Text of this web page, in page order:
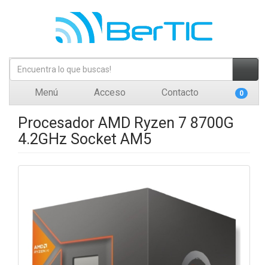
Menú Acceso Contacto 0
Procesador AMD Ryzen 7 8700G
4.2GHz Socket AM5